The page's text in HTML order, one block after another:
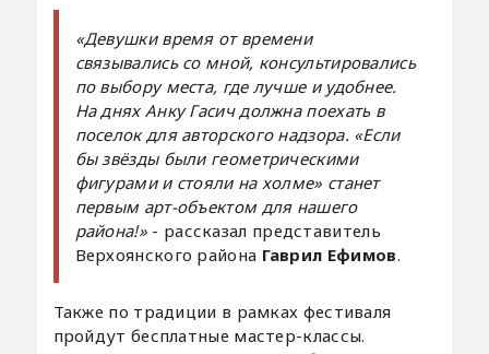
«Девушки время от времени
связывались со мной, консультировались
по выбору места, где лучше и удобнее.
На днях Анку Гасич должна поехать в
поселок для авторского надзора. «Если
бы звёзды были геометрическими
фигурами и стояли на холме» станет
первым арт-объектом для нашего
района!» - рассказал представитель
Верхоянского района Гаврил Ефимов.
Также по традиции в рамках фестиваля
пройдут бесплатные мастер-классы.